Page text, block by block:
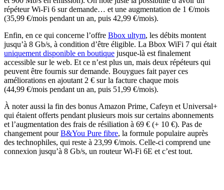
répéteur Wi-Fi 6 sur demande… et une augmentation de 1 €/mois
(35,99 €/mois pendant un an, puis 42,99 €/mois).
Enfin, en ce qui concerne l’offre Bbox ultym, les débits montent
jusqu’à 8 Gb/s, à condition d’être éligible. La Bbox WiFi 7 qui était
uniquement disponible en boutique jusque-là est finalement
accessible sur le web. Et ce n’est plus un, mais deux répéteurs qui
peuvent être fournis sur demande. Bouygues fait payer ces
améliorations en ajoutant 2 € sur la facture chaque mois
(44,99 €/mois pendant un an, puis 51,99 €/mois).
À noter aussi la fin des bonus Amazon Prime, Cafeyn et Universal+
qui étaient offerts pendant plusieurs mois sur certains abonnements
et l’augmentation des frais de résiliation à 69 € (+ 10 €). Pas de
changement pourB&You Pure fibre, la formule populaire auprès
des technophiles, qui reste à 23,99 €/mois. Celle-ci comprend une
connexion jusqu’à 8 Gb/s, un routeur Wi-Fi 6E et c’est tout.